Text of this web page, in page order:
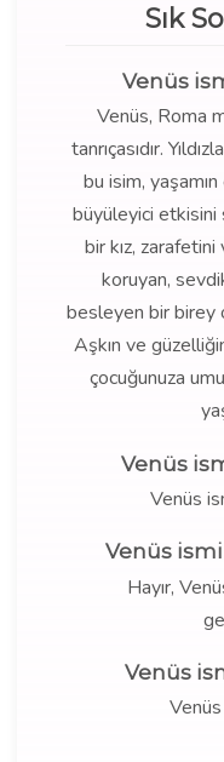
Sık
Venüs
Venüs, Roma
tanrıçasıdır.
bu isim, yaşamın
büyüleyici etkisini
bir kız,
koruyan,
besleyen bir birey
Aşkın ve
çocuğunuza
Venüs
Venüs
Venüs
Hayır,
Venüs